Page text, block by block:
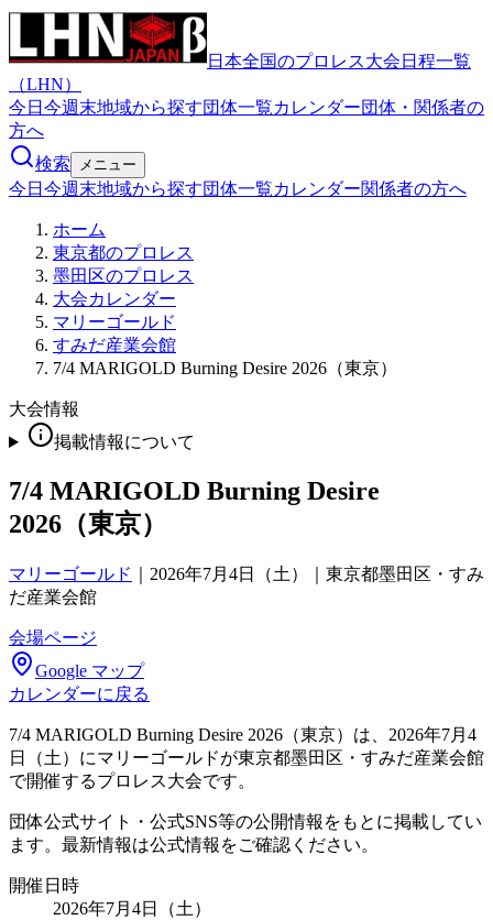
日本全国のプロレス大会日程一覧
（LHN）
今日 今週末地域から探す団体一覧カレンダー団体・関係者の
方へ
検索
メニュー
今日 今週末地域から探す団体一覧カレンダー関係者の方へ
ホーム
東京都のプロレス
墨田区のプロレス
大会カレンダー
マリーゴールド
すみだ産業会館
7/4 MARIGOLD Burning Desire 2026（東京）
大会情報
掲載情報について
7/4 MARIGOLD Burning Desire
2026（東京）
マリーゴールド
2026年7月4日（土）｜東京都墨田区・すみ
だ産業会館
会場ページ
Google マップ
カレンダーに戻る
7/4 MARIGOLD Burning Desire 2026（東京）は、2026年7月4
日（土）にマリーゴールドが東京都墨田区・すみだ産業会館
で開催するプロレス大会です。
団体公式サイト・公式SNS等の公開情報をもとに掲載してい
ます。最新情報は公式情報をご確認ください。
開催日時
2026年7月4日（土）